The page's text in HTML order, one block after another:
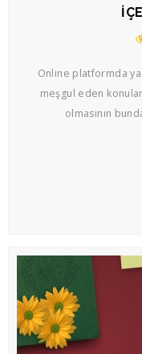
Online platformda
meşgul eden
olmasının